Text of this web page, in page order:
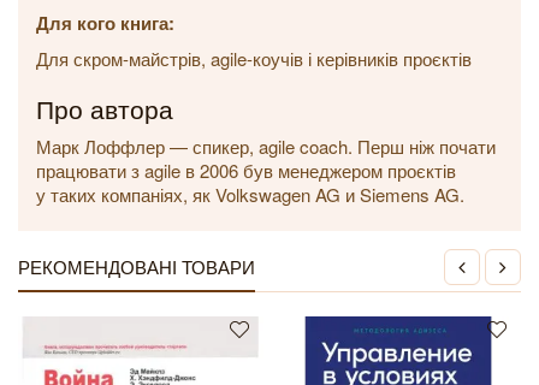
Для кого книга:
Для скром-майстрів, agile-коучів і керівників проєктів
Про автора
Марк Лоффлер — спикер, agile coach. Перш ніж почати
працювати з agile в 2006 був менеджером проєктів
у таких компаніях, як Volkswagen AG и Siemens AG.
РЕКОМЕНДОВАНІ ТОВАРИ